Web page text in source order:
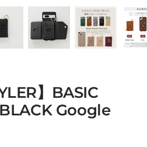
】BASIC
Google